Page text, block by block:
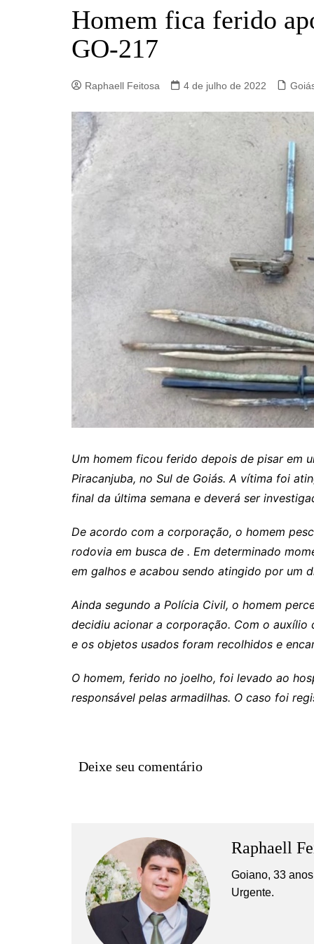
Campinorte
Crixás
Estrela do Norte
Goianésia
Goiânia
Guarinos
Hidrolina
Ipiranga de Goiás
Itaberaí
Itaguaru
Itapuranga
Jaraguá
Jardim Paulista
Jataí
Nova América
Nova Glória
Rialma
Rianápolis
Rubiataba
Santa Isabel
Senador Canedo
Uruana
Uirapuru
Homem fica ferido
GO-217
Raphaell Feitosa 4 de julho de 2022
Um homem ficou ferido depois de pisar em
Piracanjuba, no Sul de Goiás. A vítima foi
final da última semana e deverá ser
De acordo com a corporação, o homem
rodovia em busca de . Em determinado
em galhos e acabou sendo atingido por um
Ainda segundo a Polícia Civil, o homem
decidiu acionar a corporação. Com o auxílio
e os objetos usados foram recolhidos e
O homem, ferido no joelho, foi levado ao
responsável pelas armadilhas. O caso foi
Deixe seu comentário
Raphaell
Goiano, 33
Urgente.